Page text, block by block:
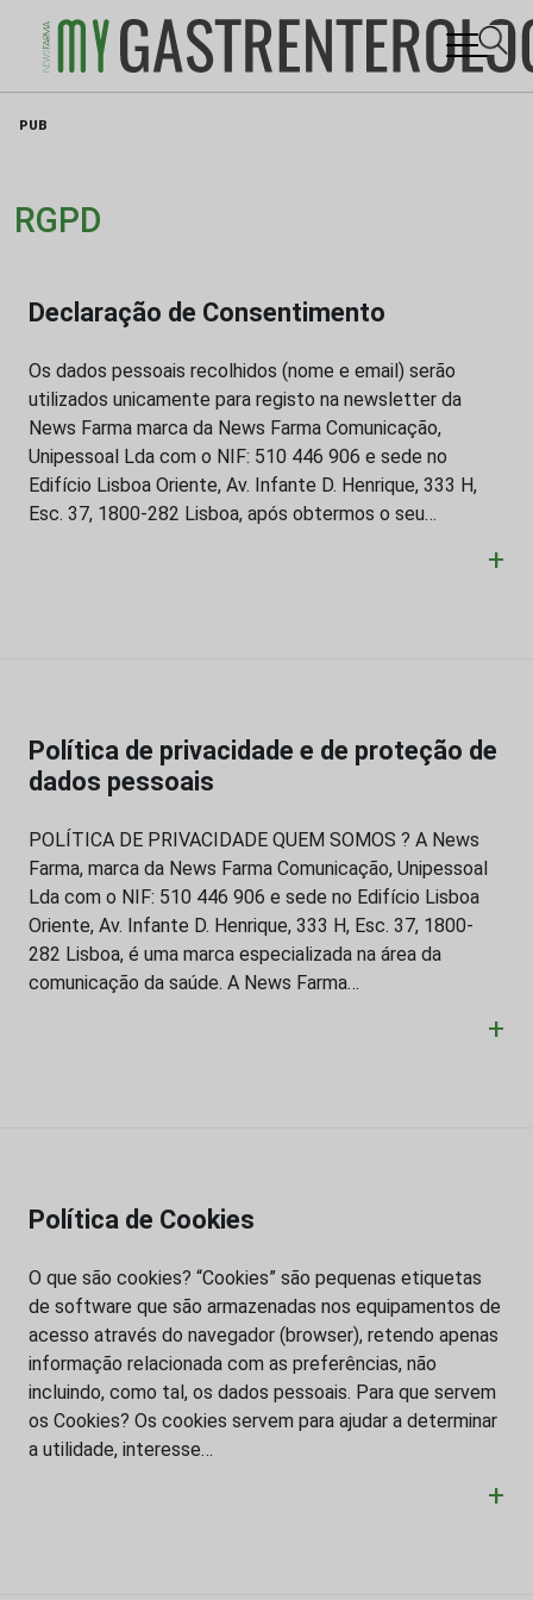
PUB
RGPD
Declaração de Consentimento
Os dados pessoais recolhidos (nome e email) serão
utilizados unicamente para registo na newsletter da
News Farma marca da News Farma Comunicação,
Unipessoal Lda com o NIF: 510 446 906 e sede no
Edifício Lisboa Oriente, Av. Infante D. Henrique, 333 H,
Esc. 37, 1800-282 Lisboa, após obtermos o seu…
+
Política de privacidade e de proteção de
dados pessoais
POLÍTICA DE PRIVACIDADE QUEM SOMOS ? A News
Farma, marca da News Farma Comunicação, Unipessoal
Lda com o NIF: 510 446 906 e sede no Edifício Lisboa
Oriente, Av. Infante D. Henrique, 333 H, Esc. 37, 1800-
282 Lisboa, é uma marca especializada na área da
comunicação da saúde. A News Farma…
+
Política de Cookies
O que são cookies? “Cookies” são pequenas etiquetas
de software que são armazenadas nos equipamentos de
acesso através do navegador (browser), retendo apenas
informação relacionada com as preferências, não
incluindo, como tal, os dados pessoais. Para que servem
os Cookies? Os cookies servem para ajudar a determinar
a utilidade, interesse…
+